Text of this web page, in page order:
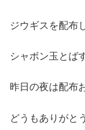
ジウギスを配布
シャボン玉とば
昨日の夜は配布
どうもありがと